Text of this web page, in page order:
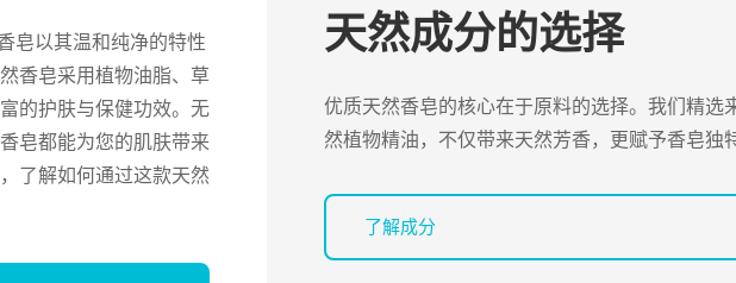
皂以其温和纯净的特性
香皂采用植物油脂、草
的护肤与保健功效。无
皂都能为您的肌肤带来
了解如何通过这款天然
天然成分的选择
优质天然香皂的核心在于原料的选择。我们精选
然植物精油，不仅带来天然芳香，更赋予香皂独
了解成分